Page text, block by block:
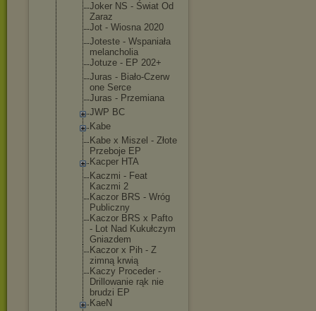
Joker NS - Świat Od
Zaraz
Jot - Wiosna 2020
Joteste - Wspaniała
melancholia
Jotuze - EP 202+
Juras - Biało-Czerw
one Serce
Juras - Przemiana
JWP BC
Kabe
Kabe x Miszel - Złote
Przeboje EP
Kacper HTA
Kaczmi - Feat
Kaczmi 2
Kaczor BRS - Wróg
Publiczny
Kaczor BRS x Pafto
- Lot Nad Kukułczym
Gniazdem
Kaczor x Pih - Z
zimną krwią
Kaczy Proceder -
Drillowanie rąk nie
brudzi EP
KaeN